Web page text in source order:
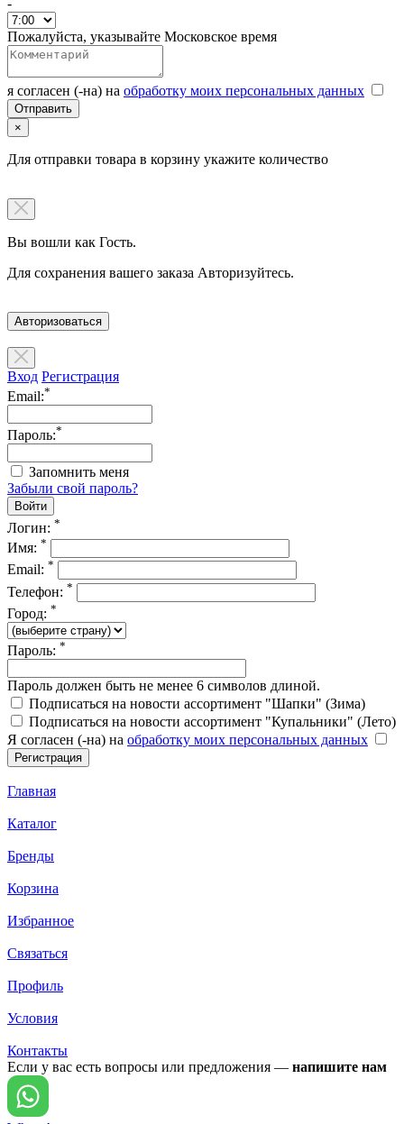
Пожалуйста, указывайте Московское время
я согласен (-на) на обработку моих персональных данных
×
Для отправки товара в корзину укажите количество
Вы вошли как Гость.
Для сохранения вашего заказа Авторизуйтесь.
Авторизоваться
Вход Регистрация
Email:*
Пароль:*
Запомнить меня
Забыли свой пароль?
Логин: *
Имя: *
Email: *
Телефон: *
Город: *
Пароль: *
Пароль должен быть не менее 6 символов длиной.
Подписаться на новости ассортимент "Шапки" (Зима)
Подписаться на новости ассортимент "Купальники" (Лето)
Я согласен (-на) на обработку моих персональных данных
Главная
Каталог
Бренды
Корзина
Избранное
Связаться
Профиль
Условия
Контакты
Если у вас есть вопросы или предложения — напишите нам